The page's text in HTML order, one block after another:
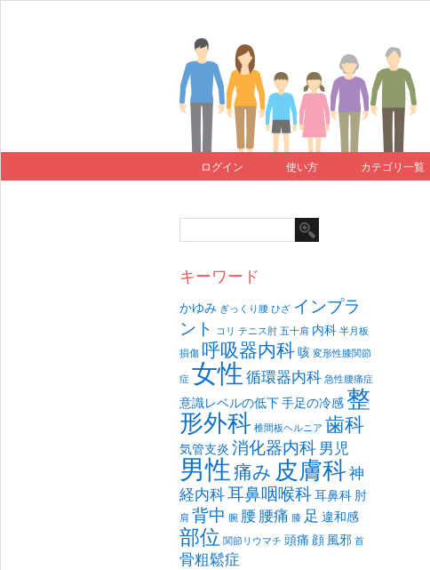
ログイン 使い方 カテゴリ一覧
キーワード
かゆみ ぎっくり腰 ひざ インプラ
ント コリ テニス肘 五十肩 内科 半月板
損傷 呼吸器内科咳 変形性膝関節
症 女性循環器内科 急性腰痛症
意識レベルの低下手足の冷感整
形外科 椎間板ヘルニア 歯科
気管支炎消化器内科男児
男性痛み皮膚科神
経内科耳鼻咽喉科耳鼻科肘
肩 背中 腕 腰腰痛 膝 足 違和感
部位 関節リウマチ 頭痛 顔 風邪 首
骨粗鬆症